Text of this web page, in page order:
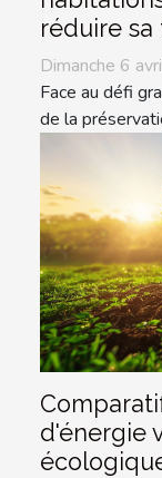
réduire
Dimanche 6
Face au défi
de la
d'énergie